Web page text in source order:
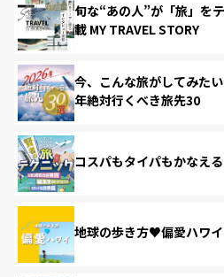
旬な“あの人”が「旅」を
載 MY TRAVEL STORY
今、こんな旅がしてみた
年絶対行くべき旅先30
コスパもタイパもかなえ
地球の歩き方♥偏愛ハワイ